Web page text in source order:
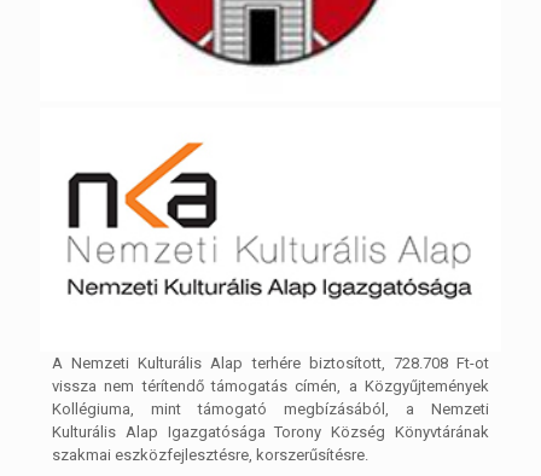
A Nemzeti Kulturális Alap terhére biztosított, 728.708 Ft-ot
vissza nem térítendő támogatás címén, a Közgyűjtemények
Kollégiuma, mint támogató megbízásából, a Nemzeti
Kulturális Alap Igazgatósága Torony Község Könyvtárának
szakmai eszközfejlesztésre, korszerűsítésre.